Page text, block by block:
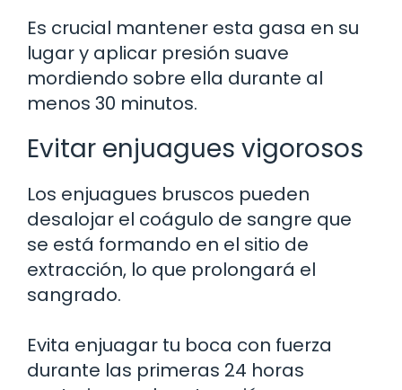
Es crucial mantener esta gasa en su
lugar y aplicar presión suave
mordiendo sobre ella durante al
menos 30 minutos.
Evitar enjuagues vigorosos
Los enjuagues bruscos pueden
desalojar el coágulo de sangre que
se está formando en el sitio de
extracción, lo que prolongará el
sangrado.
Evita enjuagar tu boca con fuerza
durante las primeras 24 horas